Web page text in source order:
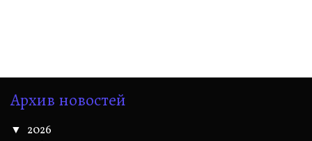
Архив новостей
2026